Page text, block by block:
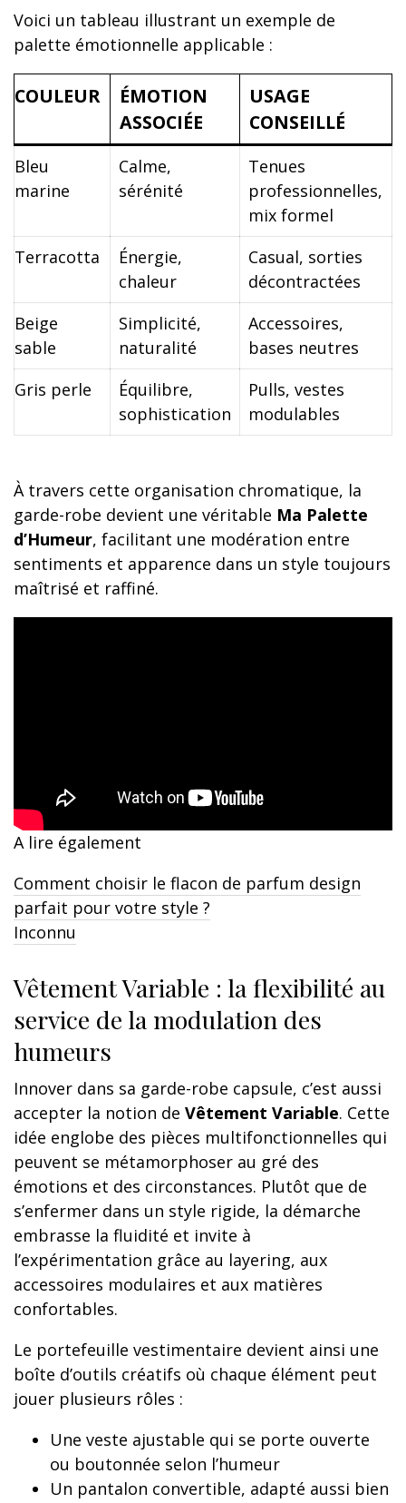
Voici un tableau illustrant un exemple de
palette émotionnelle applicable :
COULEUR
ÉMOTION
ASSOCIÉE
USAGE
CONSEILLÉ
Bleu
marine
Calme,
sérénité
Tenues
professionnelles,
mix formel
Terracotta
Énergie,
chaleur
Casual, sorties
décontractées
Beige
sable
Simplicité,
naturalité
Accessoires,
bases neutres
Gris perle
Équilibre,
sophistication
Pulls, vestes
modulables
À travers cette organisation chromatique, la
garde-robe devient une véritable Ma Palette
d’Humeur, facilitant une modération entre
sentiments et apparence dans un style toujours
maîtrisé et raffiné.
A lire également
Comment choisir le flacon de parfum design
parfait pour votre style ?
Inconnu
Vêtement Variable : la flexibilité au
service de la modulation des
humeurs
Innover dans sa garde-robe capsule, c’est aussi
accepter la notion de Vêtement Variable. Cette
idée englobe des pièces multifonctionnelles qui
peuvent se métamorphoser au gré des
émotions et des circonstances. Plutôt que de
s’enfermer dans un style rigide, la démarche
embrasse la fluidité et invite à
l’expérimentation grâce au layering, aux
accessoires modulaires et aux matières
confortables.
Le portefeuille vestimentaire devient ainsi une
boîte d’outils créatifs où chaque élément peut
jouer plusieurs rôles :
Une veste ajustable qui se porte ouverte
ou boutonnée selon l’humeur
Un pantalon convertible, adapté aussi bien